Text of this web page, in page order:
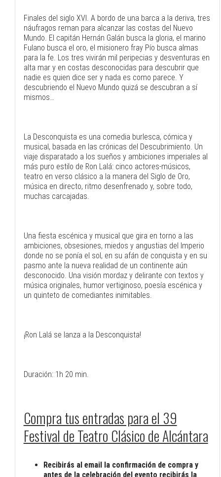
Finales del siglo XVI. A bordo de una barca a la deriva, tres
náufragos reman para alcanzar las costas del Nuevo
Mundo. El capitán Hernán Galán busca la gloria, el marino
Fulano busca el oro, el misionero fray Pío busca almas
para la fe. Los tres vivirán mil peripecias y desventuras en
alta mar y en costas desconocidas para descubrir que
nadie es quien dice ser y nada es como parece. Y
descubriendo el Nuevo Mundo quizá se descubran a sí
mismos…
La Desconquista es una comedia burlesca, cómica y
musical, basada en las crónicas del Descubrimiento. Un
viaje disparatado a los sueños y ambiciones imperiales al
más puro estilo de Ron Lalá: cinco actores-músicos,
teatro en verso clásico a la manera del Siglo de Oro,
música en directo, ritmo desenfrenado y, sobre todo,
muchas carcajadas.
Una fiesta escénica y musical que gira en torno a las
ambiciones, obsesiones, miedos y angustias del Imperio
donde no se ponía el sol, en su afán de conquista y en su
pasmo ante la nueva realidad de un continente aún
desconocido. Una visión mordaz y delirante con textos y
música originales, humor vertiginoso, poesía escénica y
un quinteto de comediantes inimitables.
¡Ron Lalá se lanza a la Desconquista!
Duración: 1h 20 min.
Compra tus entradas para el 39
Festival de Teatro Clásico de Alcántara
Recibirás al email la confirmación de compra y
antes de la celebración del evento recibirás la